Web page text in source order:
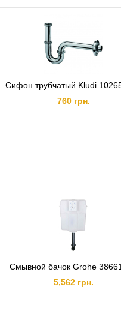
Сифон трубчатый Kludi
760 грн.
Смывной бачок Grohe
5,562 грн.